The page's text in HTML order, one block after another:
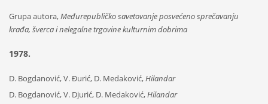
Grupa autora,Međurepubličko savetovanje posvećeno sprečavanju
krađa, šverca i nelegalne trgovine kulturnim dobrima
1978.
D. Bogdanović, V. Đurić, D. Medaković,Hilandar
D. Bogdanović, V. Djurić, D. Medaković,Hilandar